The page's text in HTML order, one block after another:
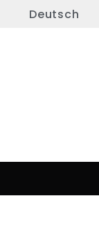
Deutsch